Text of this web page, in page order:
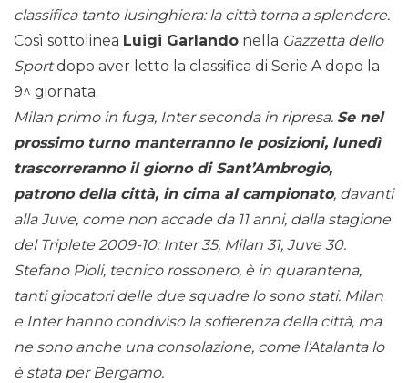
classifica tanto lusinghiera: la città torna a splendere.
Così sottolinea Luigi Garlando nella Gazzetta dello
Sportdopo aver letto la classifica di Serie A dopo la
9^ giornata.
Milan primo in fuga, Inter seconda in ripresa. Se nel
prossimo turno manterranno le posizioni, lunedì
trascorreranno il giorno di Sant’Ambrogio,
patrono della città, in cima al campionato, davanti
alla Juve, come non accade da 11 anni, dalla stagione
del Triplete 2009-10: Inter 35, Milan 31, Juve 30.
Stefano Pioli, tecnico rossonero, è in quarantena,
tanti giocatori delle due squadre lo sono stati. Milan
e Inter hanno condiviso la sofferenza della città, ma
ne sono anche una consolazione, come l’Atalanta lo
è stata per Bergamo.